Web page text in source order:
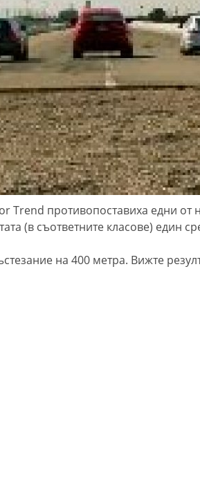
Trend противопоставиха едни от
(в съответните класове) един
на 400 метра. Вижте